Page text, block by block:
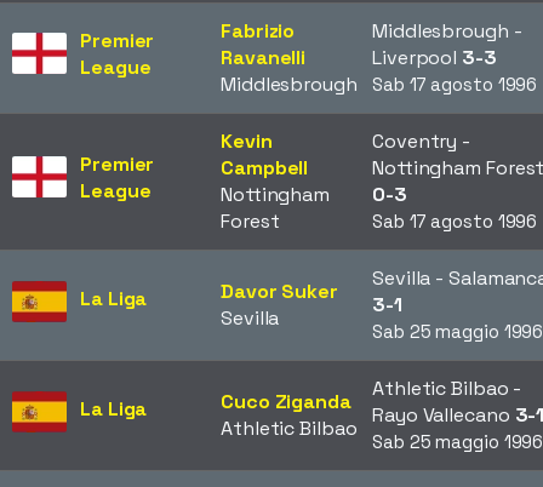
Premier
League
Fabrizio
Ravanelli
Middlesbrough
Middlesbrough -
Liverpool 3-3
Sab 17 agosto 1996
Premier
League
Kevin
Campbell
Nottingham
Forest
Coventry -
Nottingham
0-3
Sab 17 agosto 1996
La Liga
Davor Suker
Sevilla
Sevilla -
3-1
Sab 25 maggio 1996
La Liga
Cuco Ziganda
Athletic Bilbao
Athletic Bilbao -
Rayo Vallecano 3-
Sab 25 maggio 1996